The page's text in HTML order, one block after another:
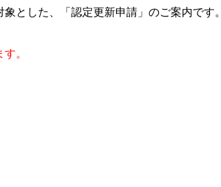
とした、「認定更新申請」のご案内です。
。